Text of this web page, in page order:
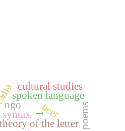
beer
theory of the letter
syntax
spoken language
poems
1
cultural studies
ngo